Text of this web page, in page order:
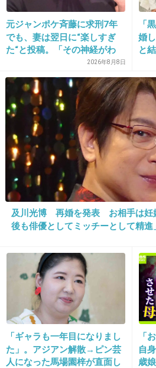
日本の女子アナでもありそ
るし。
+527
2013/12/03(火) 11:48:11
わざと撮らせてる感じに見
+489
19. 匿名 2013/12/03(火) 11:48:18
みんなこんなことばっかり
いい加減、慰安婦は売春婦
20. 匿名 2013/12/03(火) 11:48:40
韓国はやっぱり変わったお
元ジャンポケ斉藤に求刑7年
でも、妻は翌日に“楽しすぎ
た“と投稿。「その神経がわ
2026年8月8日
「
婚
と
に
る
別”
及川光博 再婚を発表 お相手は妊
後も俳優としてミッチーとして精進
「ギャラも一年目になりまし
た」。アジアン解散→ピン芸
人になった馬場園梓が直面し
「
自
歳